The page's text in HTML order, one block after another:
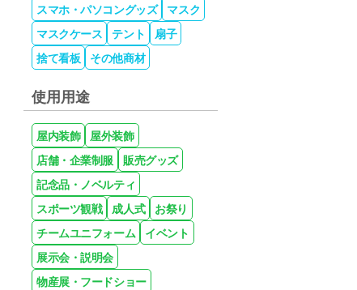
スマホ・パソコングッズ
マスク
マスクケース
テント
扇子
捨て看板
その他商材
使用用途
屋内装飾
屋外装飾
店舗・企業制服
販売グッズ
記念品・ノベルティ
スポーツ観戦 成人式
お祭り
チームユニフォーム
イベント
展示会・説明会
物産展・フードショー